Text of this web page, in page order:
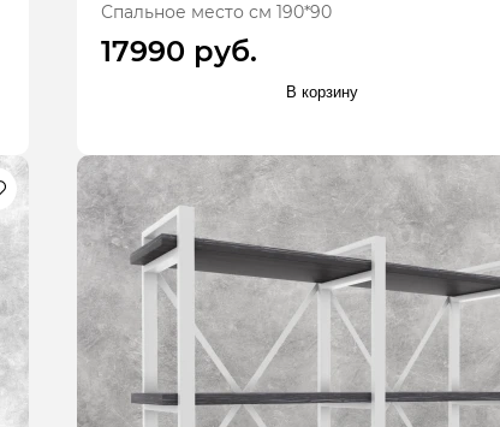
Спальное место см 190*90
17990 руб.
В корзину